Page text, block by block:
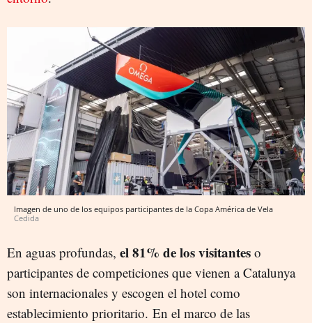
Imagen de uno de los equipos participantes de la Copa América de Vela
Cedida
En aguas profundas, el 81% de los visitantes o
participantes de competiciones que vienen a Catalunya
son internacionales y escogen el hotel como
establecimiento prioritario. En el marco de las